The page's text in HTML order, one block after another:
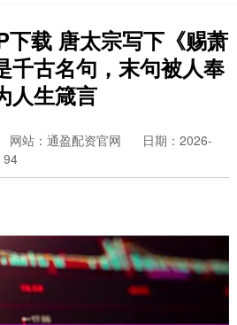
下载 唐太宗写下《赐萧
千古名句，末句被人奉
人生箴言
网站：通盈配资官网
日期：2026-
94